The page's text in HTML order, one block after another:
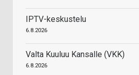
IPTV-keskustelu
6.8.2026
Valta Kuuluu Kansalle (VKK)
6.8.2026